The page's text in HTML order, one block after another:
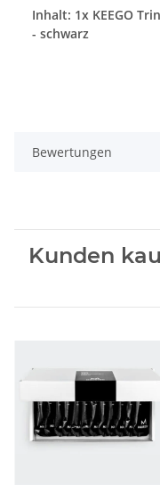
Inhalt: 1x KEEGO
- schwarz
Bewertungen
Kunden